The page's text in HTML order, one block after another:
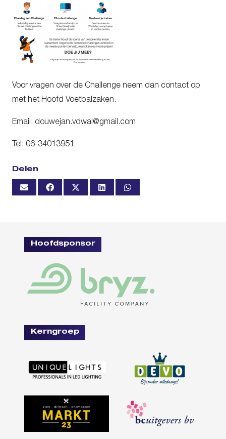
Voor vragen over de Challenge neem dan contact op
met het Hoofd Voetbalzaken.
Email: douwejan.vdwal@gmail.com
Tel: 06-34013951
Delen
Hoofdsponsor
Kerngroep